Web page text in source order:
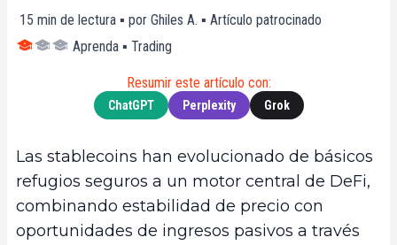
15 min de lectura ▪ por Ghiles A. ▪ Artículo patrocinado
Aprenda ▪ Trading
Resumir este artículo con:
ChatGPT Perplexity Grok
Las stablecoins han evolucionado de básicos
refugios seguros a un motor central de DeFi,
combinando estabilidad de precio con
oportunidades de ingresos pasivos a través